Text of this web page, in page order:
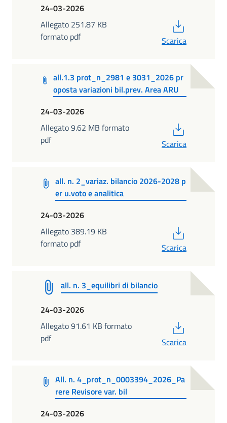
24-03-2026
Allegato 251.87 KB
formato pdf
Scarica
all.1.3 prot_n_2981 e 3031_2026 pr
oposta variazioni bil.prev. Area ARU
24-03-2026
Allegato 9.62 MB formato
pdf
Scarica
all. n. 2_variaz. bilancio 2026-2028 p
er u.voto e analitica
24-03-2026
Allegato 389.19 KB
formato pdf
Scarica
all. n. 3_equilibri di bilancio
24-03-2026
Allegato 91.61 KB formato
pdf
Scarica
All. n. 4_prot_n_0003394_2026_Pa
rere Revisore var. bil
24-03-2026